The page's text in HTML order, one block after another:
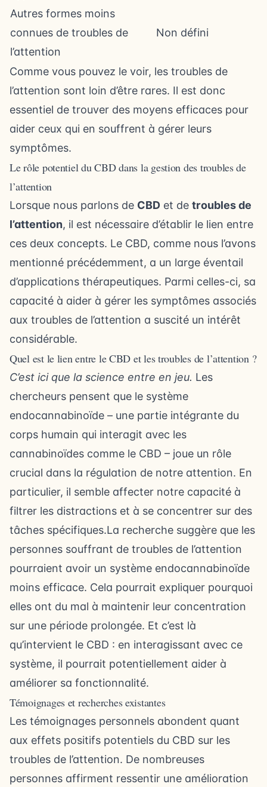
Autres formes moins
connues de troubles de
l’attention
Non défini
Comme vous pouvez le voir, les troubles de
l’attention sont loin d’être rares. Il est donc
essentiel de trouver des moyens efficaces pour
aider ceux qui en souffrent à gérer leurs
symptômes.
Le rôle potentiel du CBD dans la gestion des troubles de
l’attention
Lorsque nous parlons de CBD et de troubles de
l’attention, il est nécessaire d’établir le lien entre
ces deux concepts. Le CBD, comme nous l’avons
mentionné précédemment, a un large éventail
d’applications thérapeutiques. Parmi celles-ci, sa
capacité à aider à gérer les symptômes associés
aux troubles de l’attention a suscité un intérêt
considérable.
Quel est le lien entre le CBD et les troubles de l’attention ?
C’est ici que la science entre en jeu. Les
chercheurs pensent que le système
endocannabinoïde – une partie intégrante du
corps humain qui interagit avec les
cannabinoïdes comme le CBD – joue un rôle
crucial dans la régulation de notre attention. En
particulier, il semble affecter notre capacité à
filtrer les distractions et à se concentrer sur des
tâches spécifiques.La recherche suggère que les
personnes souffrant de troubles de l’attention
pourraient avoir un système endocannabinoïde
moins efficace. Cela pourrait expliquer pourquoi
elles ont du mal à maintenir leur concentration
sur une période prolongée. Et c’est là
qu’intervient le CBD : en interagissant avec ce
système, il pourrait potentiellement aider à
améliorer sa fonctionnalité.
Témoignages et recherches existantes
Les témoignages personnels abondent quant
aux effets positifs potentiels du CBD sur les
troubles de l’attention. De nombreuses
personnes affirment ressentir une amélioration